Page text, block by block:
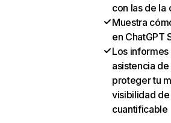
con las de la
Muestra
en ChatGPT
Los
asistencia
proteger tu
visibilidad
cuantificable